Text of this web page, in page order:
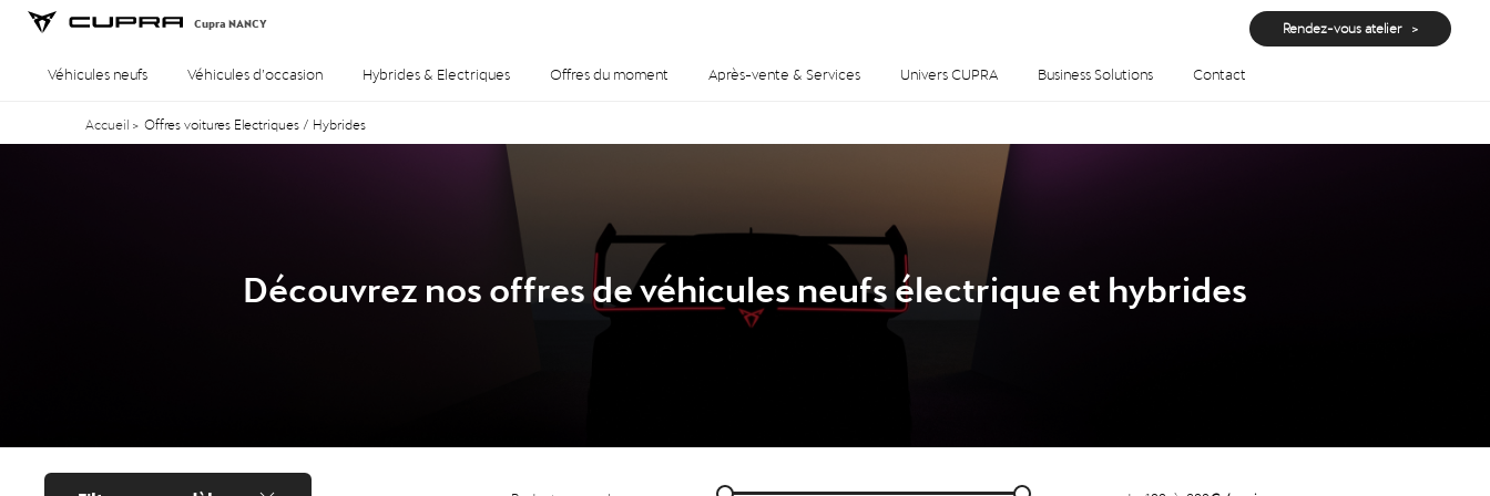
Cupra NANCY Rendez-vous atelier
Véhicules neufs Véhicules d’occasion Hybrides & Electriques Offres du moment Après-vente & Services Univers CUPRA Business Solutions Contact
Accueil > Offres voitures Electriques / Hybrides
Découvrez nos offres de véhicules neufs électrique et hybrides